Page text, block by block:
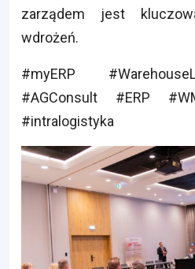
zarządem jest
wdrożeń.
#myERP
#AGConsult #ERP
#intralogistyka